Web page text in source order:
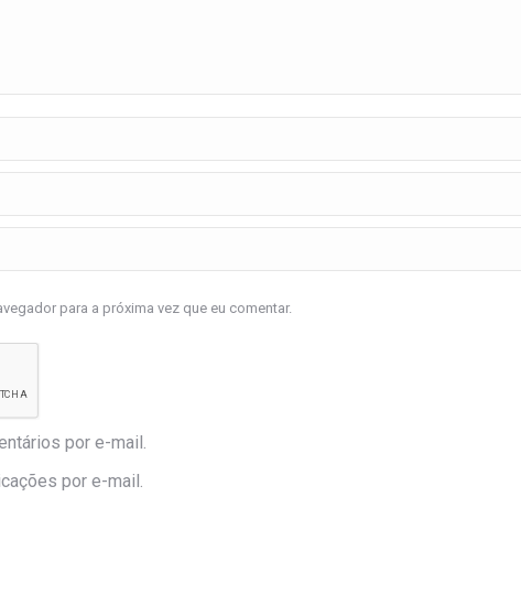
para a próxima vez que eu comentar.
por e-mail.
por e-mail.